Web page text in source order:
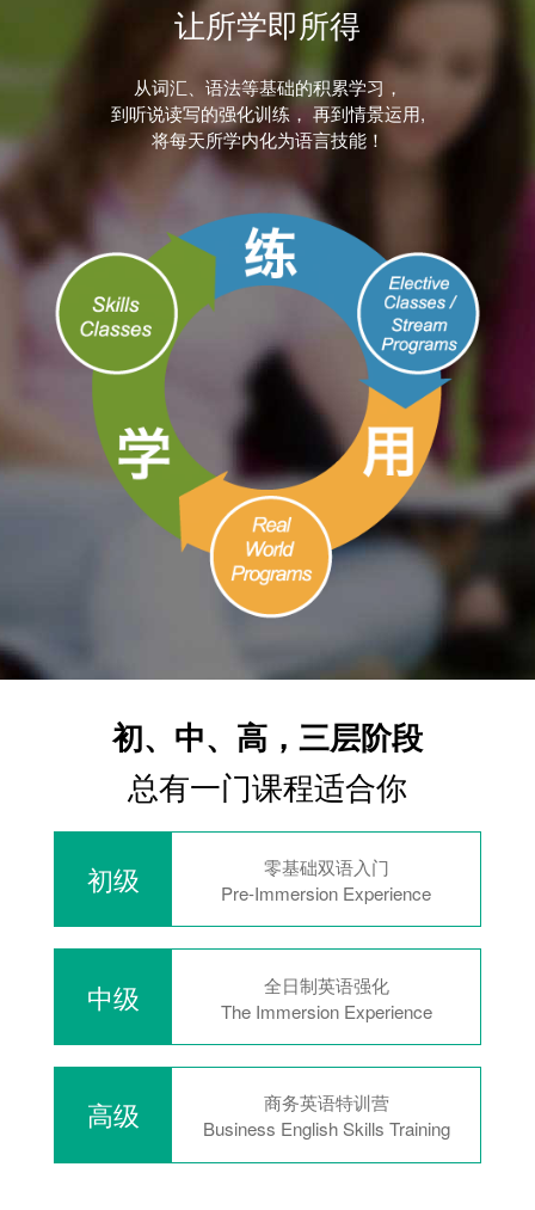
让所学即所得
从词汇、语法等基础的积累学习，
到听说读写的强化训练， 再到情景运用,
将每天所学内化为语言技能！
初、中、高，三层阶段
总有一门课程适合你
初级
零基础双语入门
Pre-Immersion Experience
中级
全日制英语强化
The Immersion Experience
高级
商务英语特训营
Business English Skills Training